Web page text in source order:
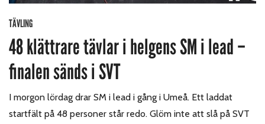
TÄVLING
48 klättrare tävlar i helgens SM i lead –
finalen sänds i SVT
I morgon lördag drar SM i lead i gång i Umeå. Ett laddat
startfält på 48 personer står redo. Glöm inte att slå på SVT